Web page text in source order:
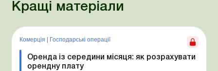
Кращі матеріали
Комерція Господарські операції
Оренда із середини місяця: як розрахувати
орендну плату